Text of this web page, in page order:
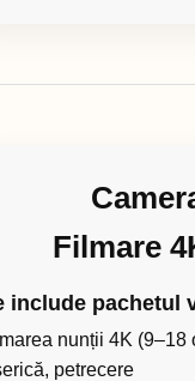
Filmare
include pachetul
nunții 4K (9–18
petrecere